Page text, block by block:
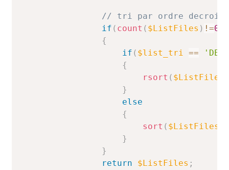
// tri par ordre
if ( count ( $ListFiles ) !=0
{
if ( $list_tri ==
{
rsort ( $ListFiles
}
else
{
sort ( $ListFiles
}
}
return
$ListFiles ;